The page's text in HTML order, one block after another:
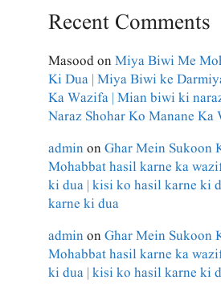
Recent Comments
MasoodonMiya Biwi Me
Ki Dua | Miya Biwi ke
Ka Wazifa | Mian biwi ki
Naraz Shohar Ko Manane Ka
adminonGhar Mein Sukoon
Mohabbat hasil karne ka
ki dua | kisi ko hasil karne ki
karne ki dua
adminonGhar Mein Sukoon
Mohabbat hasil karne ka
ki dua | kisi ko hasil karne ki